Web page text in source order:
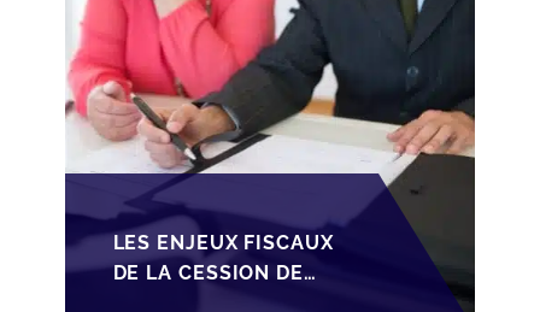
LES ENJEUX FISCAUX
DE LA CESSION DE